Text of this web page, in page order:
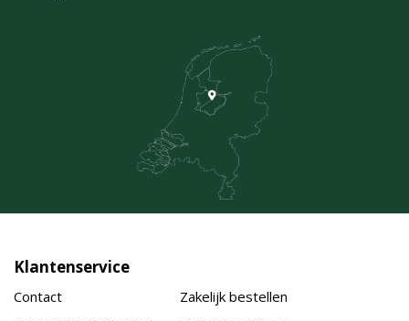
Klantenservice
Contact
Zakelijk bestellen